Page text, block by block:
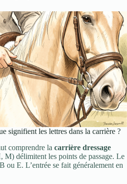
signifient les lettres dans la carrière ?
comprendre la carrière dressage
M) délimitent les points de passage. Le
ou E. L’entrée se fait généralement en